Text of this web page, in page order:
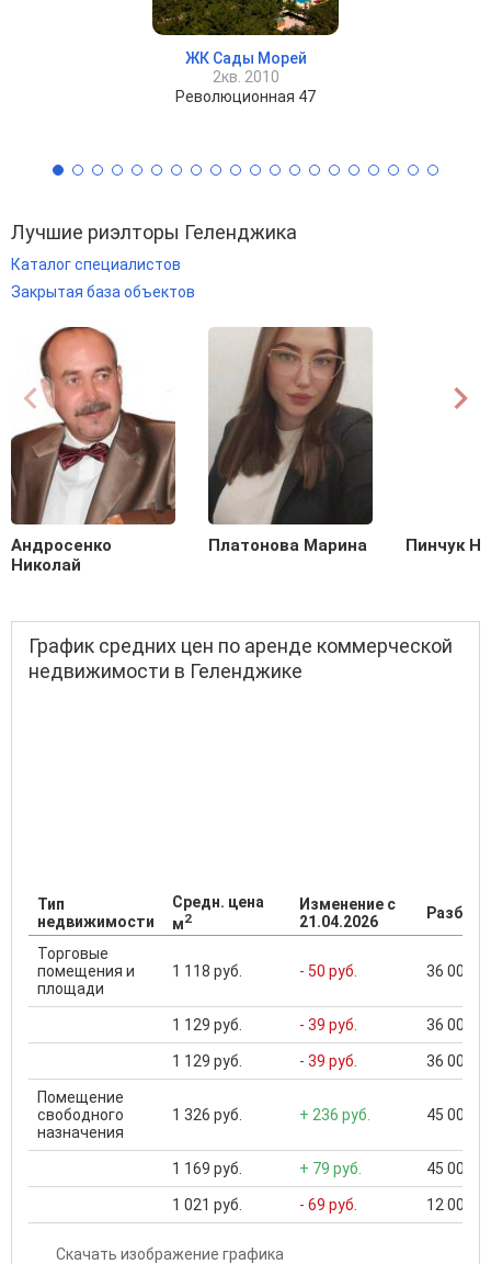
ЖК Сады Морей
2кв. 2010
Революционная 47
Лучшие риэлторы Геленджика
Каталог специалистов
Закрытая база объектов
Андросенко
Николай
Платонова Марина Пинчук
График средних цен по аренде коммерческой
недвижимости в Геленджике
Тип
недвижимости
Средн. цена
м2
Изменение с
21.04.2026
Торговые
помещения и
площади
1 118 руб. - 50 руб. 36 000
1 129 руб. - 39 руб. 36 000
1 129 руб. - 39 руб. 36 000
Помещение
свободного
назначения
1 326 руб. + 236 руб. 45 003
1 169 руб. + 79 руб. 45 003
1 021 руб. - 69 руб. 12 000
Скачать изображение графика